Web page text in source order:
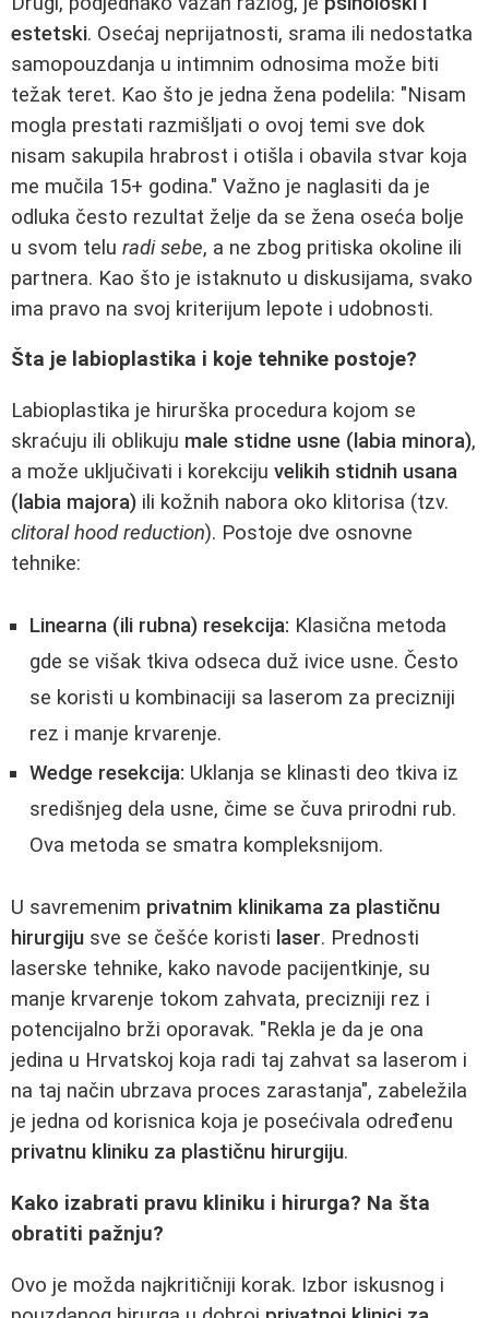
estetski. Osećaj neprijatnosti, srama ili nedostatka
samopouzdanja u intimnim odnosima može biti
težak teret. Kao što je jedna žena podelila: "Nisam
mogla prestati razmišljati o ovoj temi sve dok
nisam sakupila hrabrost i otišla i obavila stvar koja
me mučila 15+ godina." Važno je naglasiti da je
odluka često rezultat želje da se žena oseća bolje
u svom telu radi sebe, a ne zbog pritiska okoline ili
partnera. Kao što je istaknuto u diskusijama, svako
ima pravo na svoj kriterijum lepote i udobnosti.
Šta je labioplastika i koje tehnike postoje?
Labioplastika je hirurška procedura kojom se
skraćuju ili oblikuju male stidne usne (labia minora),
a može uključivati i korekciju velikih stidnih usana
(labia majora) ili kožnih nabora oko klitorisa (tzv.
clitoral hood reduction). Postoje dve osnovne
tehnike:
Linearna (ili rubna) resekcija: Klasična metoda
gde se višak tkiva odseca duž ivice usne. Često
se koristi u kombinaciji sa laserom za precizniji
rez i manje krvarenje.
Wedge resekcija: Uklanja se klinasti deo tkiva iz
središnjeg dela usne, čime se čuva prirodni rub.
Ova metoda se smatra kompleksnijom.
U savremenim privatnim klinikama za plastičnu
hirurgiju sve se češće koristi laser. Prednosti
laserske tehnike, kako navode pacijentkinje, su
manje krvarenje tokom zahvata, precizniji rez i
potencijalno brži oporavak. "Rekla je da je ona
jedina u Hrvatskoj koja radi taj zahvat sa laserom i
na taj način ubrzava proces zarastanja", zabeležila
je jedna od korisnica koja je posećivala određenu
privatnu kliniku za plastičnu hirurgiju.
Kako izabrati pravu kliniku i hirurga? Na šta
obratiti pažnju?
Ovo je možda najkritičniji korak. Izbor iskusnog i